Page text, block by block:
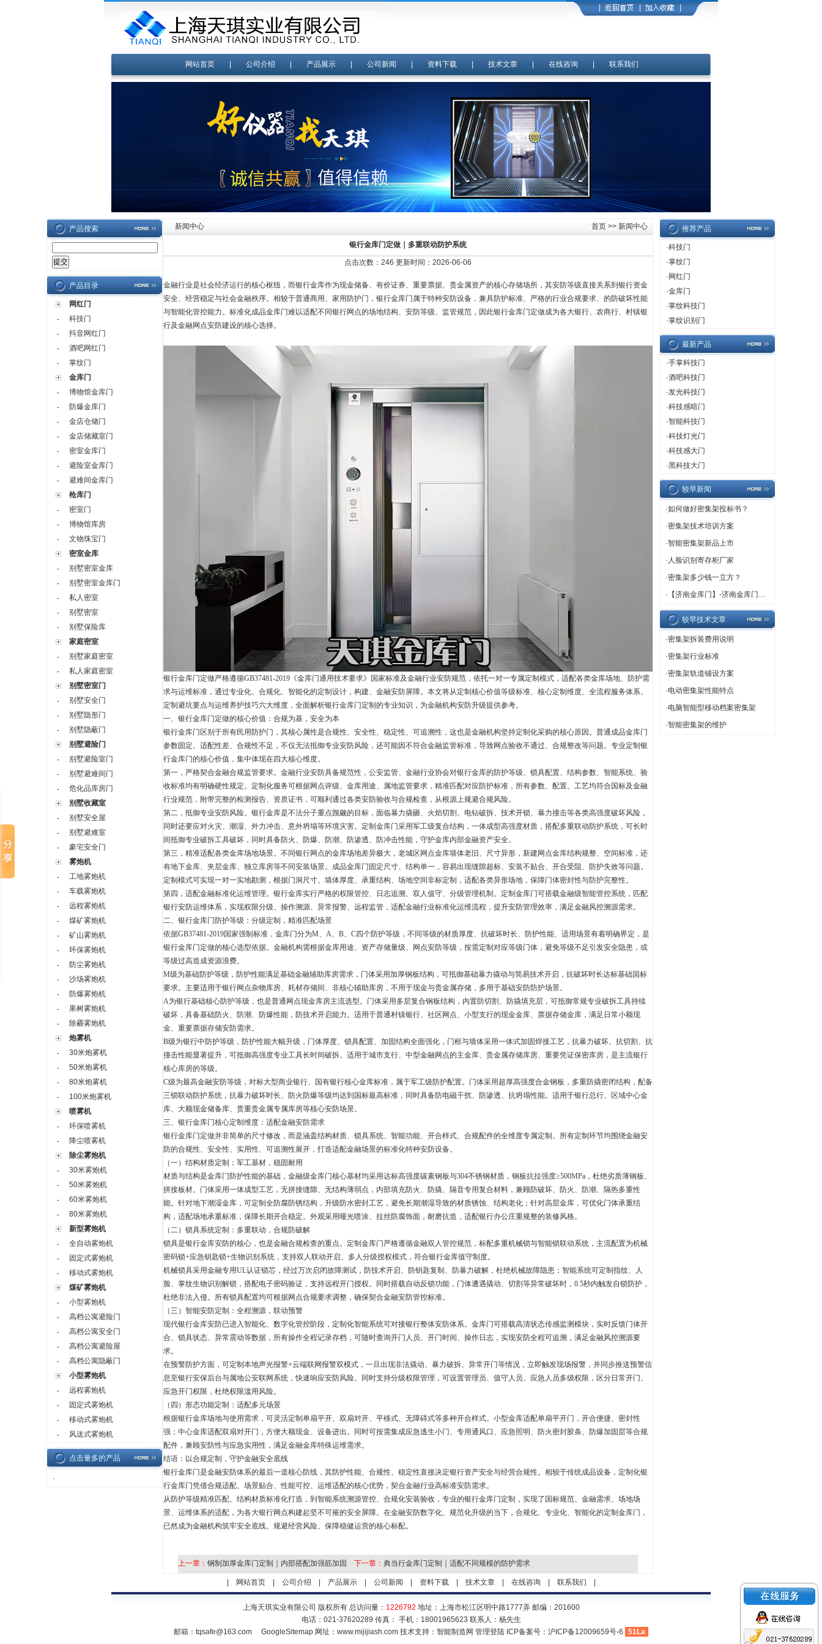
网站首页| 公司介绍 产品展示| 公司新闻 资料下载| 技术文章| 在线咨询 联系我们
产品搜索
产品目录
网红门
-
科技门
-
抖音网红门
-
酒吧网红门
-
掌纹门
金库门
-
博物馆金库门
-
防爆金库门
-
金店仓储门
-
金店储藏室门
-
密室金库门
-
避险室金库门
-
避难间金库门
枪库门
-
密室门
-
博物馆库房
-
文物珠宝门
密室金库
-
别墅密室金库
-
别墅密室金库门
-
私人密室
-
别墅密室
-
别墅保险库
家庭密室
-
别墅家庭密室
-
私人家庭密室
别墅密室门
-
别墅安全门
-
别墅隐形门
-
别墅隐蔽门
别墅避险门
-
别墅避险室门
-
别墅避难间门
-
危化品库房门
别墅收藏室
-
别墅安全屋
-
别墅避难室
-
豪宅安全门
雾炮机
-
工地雾炮机
-
车载雾炮机
-
远程雾炮机
-
煤矿雾炮机
-
矿山雾炮机
-
环保雾炮机
-
防尘雾炮机
-
沙场雾炮机
-
防爆雾炮机
-
果树雾炮机
-
除霾雾炮机
炮雾机
-
30米炮雾机
-
50米炮雾机
-
80米炮雾机
-
100米炮雾机
喷雾机
-
环保喷雾机
-
降尘喷雾机
除尘雾炮机
-
30米雾炮机
-
50米雾炮机
-
60米雾炮机
-
80米雾炮机
新型雾炮机
-
全自动雾炮机
-
固定式雾炮机
-
移动式雾炮机
煤矿雾炮机
-
小型雾炮机
-
高档公寓避险门
-
高档公寓安全门
-
高档公寓避险屋
-
高档公寓隐蔽门
小型雾炮机
-
远程雾炮机
-
固定式雾炮机
-
移动式雾炮机
-
风送式雾炮机
点击量多的产品
·
新闻中心 首页 >> 新闻中心
银行金库门定做｜多重联动防护系统
点击次数：246 更新时间：2026-06-06
金融行业是社会经济运行的核心枢纽，而银行金库作为现金储备、有价证券、重要票据、贵金属资产的核心存储场所，其安防等级直接关系到银行资金
安全、经营稳定与社会金融秩序。相较于普通商用、家用防护门，银行金库门属于特种安防设备，兼具防护标准、严格的行业合规要求、的防破坏性能
与智能化管控能力。标准化成品金库门难以适配不同银行网点的场地结构、安防等级、监管规范，因此银行金库门定做成为各大银行、农商行、村镇银
行及金融网点安防建设的核心选择。
银行金库门定做严格遵循GB37481-2019 《金库门通用技术要求》国家标准及金融行业安防规范，依托一对一专属定制模式，适配各类金库场地、防护需
求与运维标准，通过专业化、合规化、智能化的定制设计，构建、金融安防屏障。本文将从定制核心价值等级标准、核心定制维度、全流程服务体系、
定制避坑要点与运维养护技巧六大维度，全面解析银行金库门定制的专业知识，为金融机构安防升级提供参考。
一、银行金库门定做的核心价值：合规为基，安全为本
银行金库门区别于所有民用防护门，其核心属性是合规性、安全性、稳定性、可追溯性，这也是金融机构坚持定制化采购的核心原因。普通成品金库门
参数固定、适配性差、合规性不足，不仅无法抵御专业安防风险，还可能因不符合金融监管标准，导致网点验收不通过、合规整改等问题。专业定制银
行金库门的核心价值，集中体现在四大核心维度。
第一，严格契合金融合规监管要求。金融行业安防具备规范性，公安监管、金融行业协会对银行金库的防护等级、锁具配置、结构参数、智能系统、验
收标准均有明确硬性规定。定制化服务可根据网点评级、金库用途、属地监管要求，精准匹配对应防护标准，所有参数、配置、工艺均符合国标及金融
行业规范，附带完整的检测报告、资质证书，可顺利通过各类安防验收与合规检查，从根源上规避合规风险。
第二，抵御专业安防风险。银行金库是不法分子重点觊觎的目标，面临暴力撬砸、火焰切割、电钻破拆、技术开锁、暴力撞击等各类高强度破坏风险，
同时还要应对火灾、潮湿、外力冲击、意外坍塌等环境灾害。定制金库门采用军工级复合结构，一体成型高强度材质，搭配多重联动防护系统，可长时
间抵御专业破拆工具破坏，同时具备防火、防爆、防潮、防渗透、防冲击性能，守护金库内部金融资产安全。
第三，精准适配各类金库场地场景。不同银行网点的金库场地差异极大，老城区网点金库墙体老旧、尺寸异形，新建网点金库结构规整、空间标准，还
有地下金库、夹层金库、独立库房等不同安装场景。成品金库门固定尺寸、结构单一，容易出现缝隙超标、安装不贴合、开合受阻、防护失效等问题。
定制模式可实现一对一实地勘测，根据门洞尺寸、墙体厚度、承重结构、场地空间非标定制，适配各类异形场地，保障门体密封性与防护完整性。
第四，适配金融标准化运维管理。银行金库实行严格的权限管控、日志追溯、双人值守、分级管理机制。定制金库门可搭载金融级智能管控系统，匹配
银行安防运维体系，实现权限分级、操作溯源、异常报警、远程监管，适配金融行业标准化运维流程，提升安防管理效率，满足金融风控溯源需求。
二、银行金库门防护等级：分级定制，精准匹配场景
依据GB37481-2019国家强制标准，金库门分为M、 A、 B、 C四个防护等级，不同等级的材质厚度、抗破坏时长、防护性能、适用场景有着明确界定，是
银行金库门定做的核心选型依据。金融机构需根据金库用途、资产存储量级、网点安防等级，按需定制对应等级门体，避免等级不足引发安全隐患，或
等级过高造成资源浪费。
M级为基础防护等级，防护性能满足基础金融辅助库房需求，门体采用加厚钢板结构，可抵御基础暴力撬动与简易技术开启，抗破坏时长达标基础国标
要求。主要适用于银行网点杂物库房、耗材存储间、非核心辅助库房，不用于现金与贵金属存储，多用于基础安防防护场景。
A为银行基础核心防护等级，也是普通网点现金库房主流选型。门体采用多层复合钢板结构，内置防切割、防撬填充层，可抵御常规专业破拆工具持续
破坏，具备基础防火、防潮、防爆性能，防技术开启能力。适用于普通村镇银行、社区网点、小型支行的现金金库、票据存储金库，满足日常小额现
金、重要票据存储安防需求。
B级为银行中防护等级，防护性能大幅升级，门体厚度、锁具配置、加固结构全面强化，门框与墙体采用一体式加固焊接工艺，抗暴力破坏、抗切割、抗
撞击性能显著提升，可抵御高强度专业工具长时间破拆。适用于城市支行、中型金融网点的主金库、贵金属存储库房、重要凭证保密库房，是主流银行
核心库房的等级。
C级为最高金融安防等级，对标大型商业银行、国有银行核心金库标准，属于军工级防护配置。门体采用超厚高强度合金钢板，多重防撬密闭结构，配备
三锁联动防护系统，抗暴力破坏时长、防火防爆等级均达到国标最高标准，同时具备防电磁干扰、防渗透、抗坍塌性能。适用于银行总行、区域中心金
库、大额现金储备库、贵重贵金属专属库房等核心安防场景。
三、银行金库门核心定制维度：适配金融安防需求
银行金库门定做并非简单的尺寸修改，而是涵盖结构材质、锁具系统、智能功能、开合样式、合规配件的全维度专属定制。所有定制环节均围绕金融安
防的合规性、安全性、实用性、可追溯性展开，打造适配金融场景的标准化特种安防设备。
（一）结构材质定制：军工基材，稳固耐用
材质与结构是金库门防护性能的基础，金融级金库门核心基材均采用达标高强度碳素钢板与304不锈钢材质，钢板抗拉强度≥500MPa ，杜绝劣质薄钢板、
拼接板材。门体采用一体成型工艺，无拼接缝隙、无结构薄弱点，内部填充防火、防撬、隔音专用复合材料，兼顾防破坏、防火、防潮、隔热多重性
能。针对地下潮湿金库，可定制全防腐防锈结构，升级防水密封工艺，避免长期潮湿导致的材质锈蚀、结构老化；针对高层金库，可优化门体承重结
构，适配场地承重标准，保障长期开合稳定。外观采用哑光喷涂、拉丝防腐饰面，耐磨抗造，适配银行办公庄重规整的装修风格。
（二）锁具系统定制：多重联动，合规防破解
锁具是银行金库安防的核心，也是金融合规检查的重点。定制金库门严格遵循金融双人管控规范，标配多重机械锁与智能锁联动系统，主流配置为机械
密码锁+应急钥匙锁+生物识别系统，支持双人联动开启、多人分级授权模式，符合银行金库值守制度。
机械锁具采用金融专用UL认证锁芯，经过万次启闭故障测试，防技术开启、防钥匙复制、防暴力破解，杜绝机械故障隐患；智能系统可定制指纹、人
脸、掌纹生物识别解锁，搭配电子密码验证，支持远程开门授权。同时搭载自动反锁功能，门体遭遇撬动、切割等异常破坏时， 0.5秒内触发自锁防护，
杜绝非法入侵。所有锁具配置均可根据网点合规要求调整，确保契合金融安防管控标准。
（三）智能安防定制：全程溯源，联动预警
现代银行金库安防已进入智能化、数字化管控阶段，定制化智能系统可对接银行整体安防体系。金库门可搭载高清状态传感监测模块，实时反馈门体开
合、锁具状态、异常震动等数据，所有操作全程记录存档，可随时查询开门人员、开门时间、操作日志，实现安防全程可追溯，满足金融风控溯源要
求。
在预警防护方面，可定制本地声光报警+云端联网报警双模式，一旦出现非法撬动、暴力破拆、异常开门等情况，立即触发现场报警，并同步推送预警信
息至银行安保后台与属地公安联网系统，快速响应安防风险。同时支持分级权限管理，可设置管理员、值守人员、应急人员多级权限，区分日常开门、
应急开门权限，杜绝权限滥用风险。
（四）形态功能定制：适配多元场景
根据银行金库场地与使用需求，可灵活定制单扇平开、双扇对开、平移式、无障碍式等多种开合样式。小型金库适配单扇平开门，开合便捷、密封性
强；中心金库适配双扇对开门，方便大额现金、设备进出。同时可按需集成应急逃生小门、专用通风口、应急照明、防火密封胶条、防爆加固层等合规
配件，兼顾安防性与应急实用性，满足金融金库特殊运维需求。
结语：以合规定制，守护金融安全底线
银行金库门是金融安防体系的最后一道核心防线，其防护性能、合规性、稳定性直接决定银行资产安全与经营合规性。相较于传统成品设备，定制化银
行金库门凭借合规适配、场景贴合、性能可控、运维适配的核心优势，契合金融行业高标准安防需求。
从防护等级精准匹配、结构材质标准化打造，到智能系统溯源管控、合规化安装验收，专业的银行金库门定制，实现了国标规范、金融需求、场地场
景、运维体系的适配，为各大银行网点构建起坚不可摧的安全屏障。在金融安防数字化、规范化升级的当下，合规化、专业化、智能化的定制金库门，
已然成为金融机构筑牢安全底线、规避经营风险、保障稳健运营的核心标配。
上一章： 钢制加厚金库门定制｜内部搭配加强筋加固 下一章： 典当行金库门定制｜适配不同规模的防护需求
推荐产品
·科技门
·掌纹门
· 网红门
·金库门
·掌纹科技门
·掌纹识别门
最新产品
·手掌科技门
·酒吧科技门
·发光科技门
·科技感暗门
·智能科技门
·科技灯光门
·科技感大门
·黑科技大门
较早新闻
·如何做好密集架投标书？
·密集架技术培训方案
·智能密集架新品上市
· 人脸识别寄存柜厂家
·密集架多少钱一立方？
· 【济南金库门】-济南金库门厂家,济南金库门定做
较早技术文章
·密集架拆装费用说明
·密集架行业标准
·密集架轨道铺设方案
·电动密集架性能特点
·电脑智能型移动档案密集架
·智能密集架的维护
网站首页| 公司介绍 产品展示| 公司新闻 资料下载| 技术文章| 在线咨询 联系我们
上海天琪实业有限公司 版权所有 总访问量： 1226792 地址：上海市松江区明中路1777弄 邮编：201600
电话：021-37620289 传真： 手机：18001965623 联系人：杨先生
邮箱： tqsafe@163.com GoogleSitemap 网址：www.mijijiash.com 技术支持： 智能制造网 管理登陆 ICP备案号： 沪ICP备12009659号-6 51La